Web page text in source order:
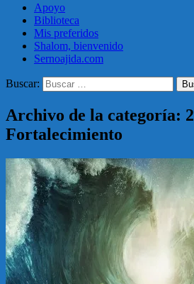
Apoyo
Biblioteca
Mis preferidos
Shalom, bienvenido
Sernoajida.com
Buscar:
Archivo de la categoría: 2
Fortalecimiento